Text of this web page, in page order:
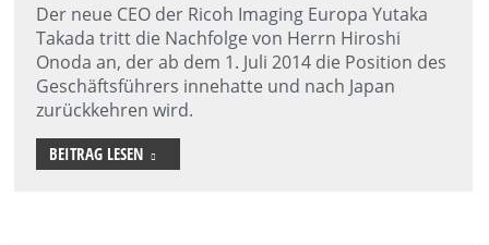
Der neue CEO der Ricoh Imaging Europa Yutaka
Takada tritt die Nachfolge von Herrn Hiroshi
Onoda an, der ab dem 1. Juli 2014 die Position des
Geschäftsführers innehatte und nach Japan
zurückkehren wird.
BEITRAG LESEN